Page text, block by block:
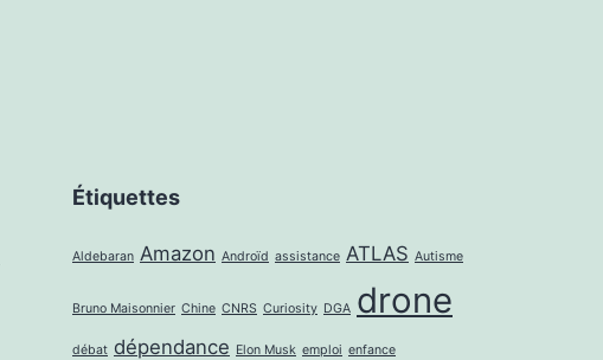
Étiquettes
Aldebaran Amazon Androïd assistance ATLAS Autisme
Bruno Maisonnier Chine CNRS Curiosity DGA drone
débat dépendance Elon Musk emploi enfance